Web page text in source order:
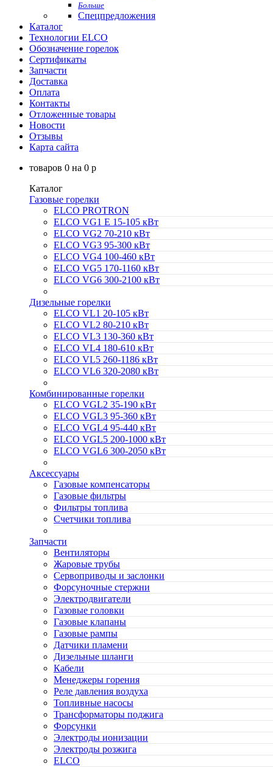
Больше
Спецпредложения
Каталог
Технологии ELCO
Обозначение горелок
Сертификаты
Запчасти
Доставка
Оплата
Контакты
Отложенные товары
Новости
Отзывы
Карта сайта
товаров 0 на 0 p
Каталог
Газовые горелки
ELCO PROTRON
ELCO VG1 E 15-105 кВт
ELCO VG2 70-210 кВт
ELCO VG3 95-300 кВт
ELCO VG4 100-460 кВт
ELCO VG5 170-1160 кВт
ELCO VG6 300-2100 кВт
Дизельные горелки
ELCO VL1 20-105 кВт
ELCO VL2 80-210 кВт
ELCO VL3 130-360 кВт
ELCO VL4 180-610 кВт
ELCO VL5 260-1186 кВт
ELCO VL6 320-2080 кВт
Комбинированные горелки
ELCO VGL2 35-190 кВт
ELCO VGL3 95-360 кВт
ELCO VGL4 95-440 кВт
ELCO VGL5 200-1000 кВт
ELCO VGL6 300-2050 кВт
Аксессуары
Газовые компенсаторы
Газовые фильтры
Фильтры топлива
Счетчики топлива
Запчасти
Вентиляторы
Жаровые трубы
Сервоприводы и заслонки
Форсуночные стержни
Электродвигатели
Газовые головки
Газовые клапаны
Газовые рампы
Датчики пламени
Дизельные шланги
Кабели
Менеджеры горения
Реле давления воздуха
Топливные насосы
Трансформаторы поджига
Форсунки
Электроды ионизации
Электроды розжига
ELCO